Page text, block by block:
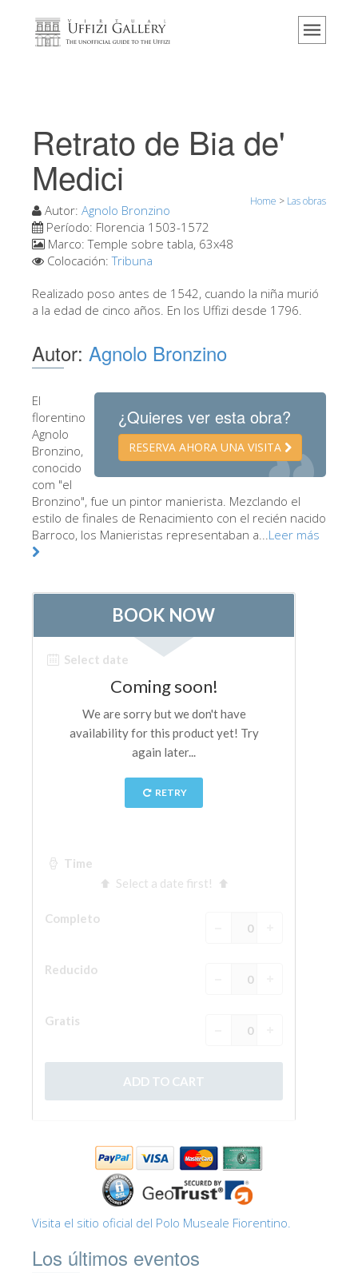
Home
Eventos y exposiciones
Los comentarios de los visitantes
Visite los Uffizi
Reserve ahora
Visita virtual
Las obras
Las salas
Otros Museos
Museo del Bargello
Galería Palatina
Museo Arqueológico
El Taller de las Piedras Duras
Museo Galileo
Jardín de Boboli
La Torre de Arnolfo
Corredor de Vasari
Palazzo Vecchio
Santa Maria Novella
Reserve una visita guiada
Sólo billetes con entrada rápida
FRANÇAIS
ESPAÑOL
Retrato de Bia de'
Medici
Home > Las obras
Autor: Agnolo Bronzino
Período: Florencia 1503-1572
Marco:Temple sobre tabla, 63x48
Colocación:Tribuna
Realizado poso antes de 1542, cuando la niña murió
a la edad de cinco años. En los Uffizi desde 1796.
Autor: Agnolo Bronzino
¿Quieres ver esta obra?
RESERVA AHORA UNA VISITA
El
florentino
Agnolo
Bronzino,
conocido
com "el
Bronzino", fue un pintor manierista. Mezclando el
estilo de finales de Renacimiento con el recién nacido
Barroco, los Manieristas representaban a...Leer más
Visita el sitio oficial del Polo Museale Fiorentino.
Los últimos eventos